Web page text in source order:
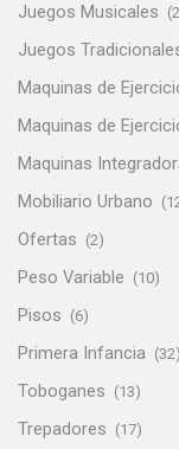
Juegos Musicales
Juegos
Maquinas de
Maquinas de
Maquinas
Mobiliario Urbano
Ofertas (2)
Peso Variable (10)
Pisos (6)
Primera Infancia (32)
Toboganes (13)
Trepadores (17)